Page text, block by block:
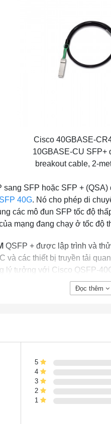
Cisco 40GBASE-
10GBASE-CU SFP+
breakout cable, 2-
SFP hoặc SFP +
40G. Nó cho phép di
các mô đun SFP tốc độ
mạng đang chạy ở tốc độ
QSFP + được lập trình và
và các thiết bị truyền tải
tưởng với Cisco QSFP-
pháp quang học 40G
cơ sở hạ tầng mạng
trên mỗi kênh
hoặc 150m trên OM4 MMF
Đọc thêm
5
4
3
2
1